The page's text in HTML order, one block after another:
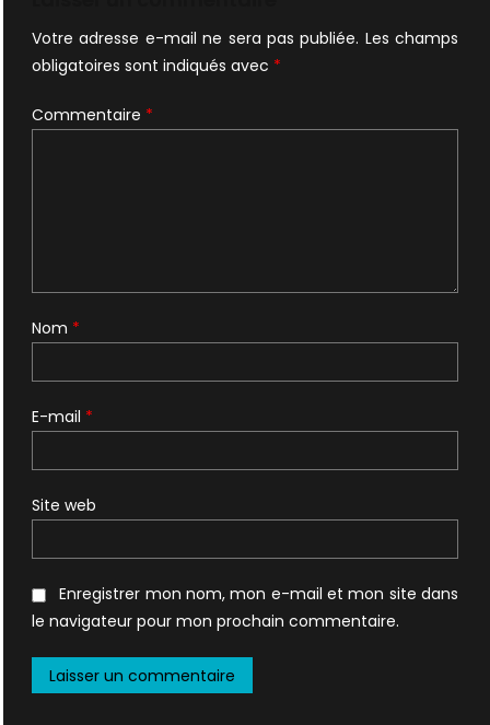
Votre adresse e-mail ne sera pas publiée. Les champs
obligatoires sont indiqués avec *
Commentaire *
Nom *
E-mail *
Site web
Enregistrer mon nom, mon e-mail et mon site dans
le navigateur pour mon prochain commentaire.